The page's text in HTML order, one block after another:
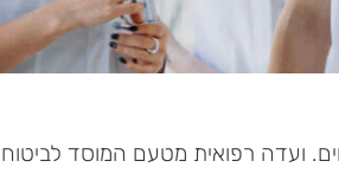
ועדה רפואית מטעם המוסד